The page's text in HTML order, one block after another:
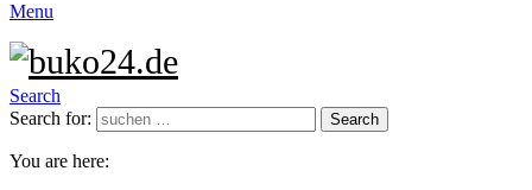
Menu
Search
Search for:
Search
You are here: